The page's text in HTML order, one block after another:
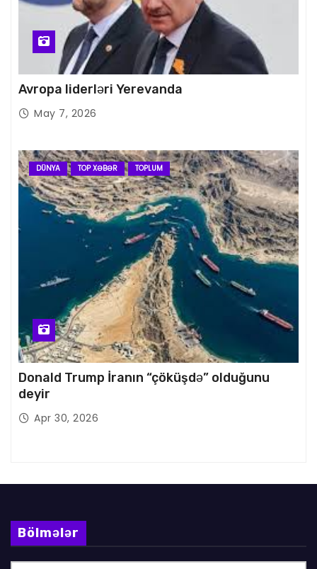
Avropa liderləri Yerevanda
May 7, 2026
DÜNYA TOP XƏBƏR TOPLUM
Donald Trump İranın “çöküşdə” olduğunu
deyir
Apr 30, 2026
Bölmələr